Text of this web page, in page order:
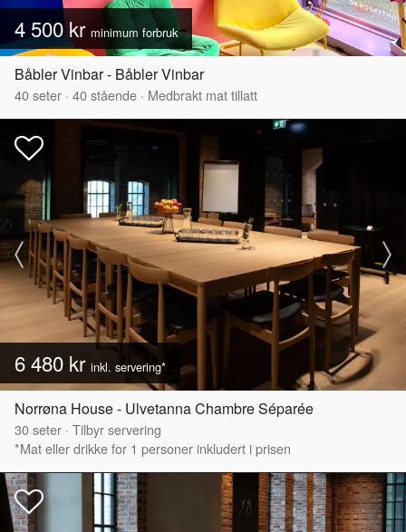
4 500 kr minimum forbruk
Båbler Vinbar - Båbler Vinbar
40seter · 40stående · Medbrakt mat tillatt
6 480 kr inkl. servering*
Norrøna House - Ulvetanna Chambre Séparée
30seter · Tilbyr servering
*Mat eller drikke for 1 personer inkludert i prisen